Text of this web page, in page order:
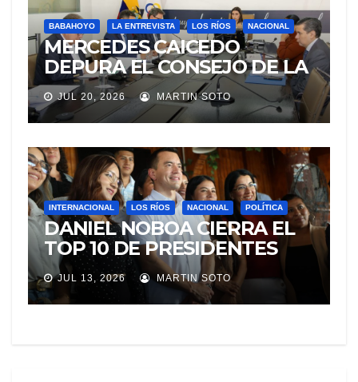
BABAHOYO LA ENTREVISTA LOS RÍOS NACIONAL
MERCEDES CAICEDO
DEPURA EL CONSEJO DE LA
JUDICATURA
JUL 20, 2026 MARTIN SOTO
INTERNACIONAL LOS RÍOS NACIONAL POLÍTICA
DANIEL NOBOA CIERRA EL
TOP 10 DE PRESIDENTES
CON MEJOR IMAGEN EN
AMÉRICA LATINA
JUL 13, 2026 MARTIN SOTO